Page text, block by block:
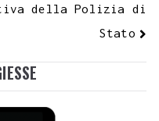
della Polizia di
Stato